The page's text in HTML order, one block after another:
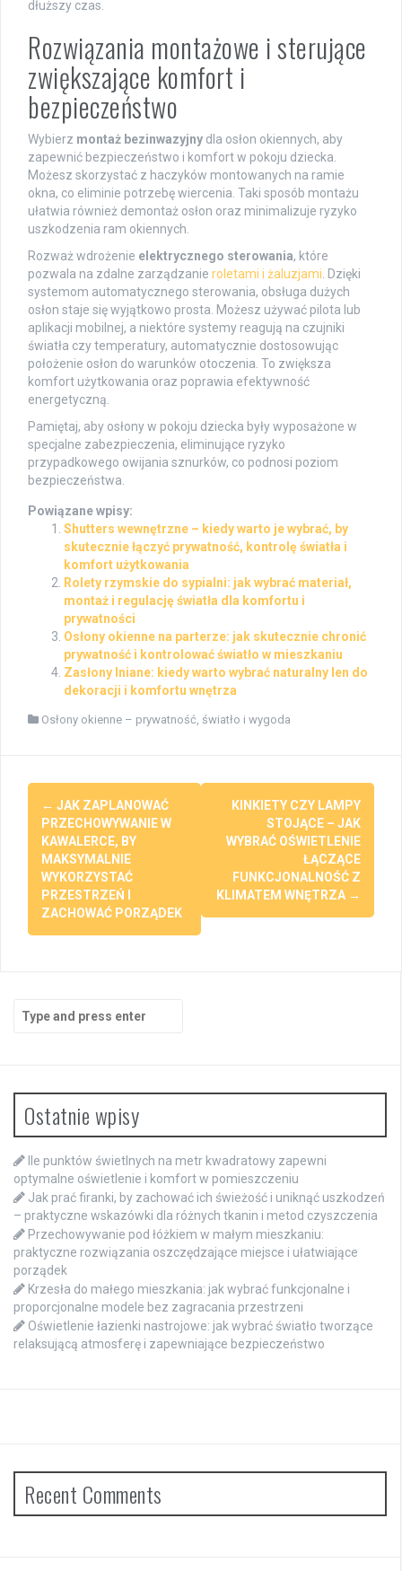
dłuższy czas.
Rozwiązania montażowe i sterujące
zwiększające komfort i
bezpieczeństwo
Wybierz montaż bezinwazyjny dla osłon okiennych, aby
zapewnić bezpieczeństwo i komfort w pokoju dziecka.
Możesz skorzystać z haczyków montowanych na ramie
okna, co eliminie potrzebę wiercenia. Taki sposób montażu
ułatwia również demontaż osłon oraz minimalizuje ryzyko
uszkodzenia ram okiennych.
Rozważ wdrożenie elektrycznego sterowania, które
pozwala na zdalne zarządzanie roletami i żaluzjami . Dzięki
systemom automatycznego sterowania, obsługa dużych
osłon staje się wyjątkowo prosta. Możesz używać pilota lub
aplikacji mobilnej, a niektóre systemy reagują na czujniki
światła czy temperatury, automatycznie dostosowując
położenie osłon do warunków otoczenia. To zwiększa
komfort użytkowania oraz poprawia efektywność
energetyczną.
Pamiętaj, aby osłony w pokoju dziecka były wyposażone w
specjalne zabezpieczenia, eliminujące ryzyko
przypadkowego owijania sznurków, co podnosi poziom
bezpieczeństwa.
Powiązane wpisy:
Shutters wewnętrzne – kiedy warto je wybrać, by
skutecznie łączyć prywatność, kontrolę światła i
komfort użytkowania
Rolety rzymskie do sypialni: jak wybrać materiał,
montaż i regulację światła dla komfortu i
prywatności
Osłony okienne na parterze: jak skutecznie chronić
prywatność i kontrolować światło w mieszkaniu
Zasłony lniane: kiedy warto wybrać naturalny len do
dekoracji i komfortu wnętrza
Osłony okienne – prywatność, światło i wygoda
Post
navigation
← JAK ZAPLANOWAĆ
PRZECHOWYWANIE W
KAWALERCE, BY
MAKSYMALNIE
WYKORZYSTAĆ
PRZESTRZEŃ I
ZACHOWAĆ PORZĄDEK
KINKIETY CZY LAMPY
STOJĄCE – JAK
WYBRAĆ OŚWIETLENIE
ŁĄCZĄCE
FUNKCJONALNOŚĆ Z
KLIMATEM WNĘTRZA →
for:
Ostatnie wpisy
Ile punktów świetlnych na metr kwadratowy zapewni
optymalne oświetlenie i komfort w pomieszczeniu
Jak prać firanki, by zachować ich świeżość i uniknąć uszkodzeń
– praktyczne wskazówki dla różnych tkanin i metod czyszczenia
Przechowywanie pod łóżkiem w małym mieszkaniu:
praktyczne rozwiązania oszczędzające miejsce i ułatwiające
porządek
Krzesła do małego mieszkania: jak wybrać funkcjonalne i
proporcjonalne modele bez zagracania przestrzeni
Oświetlenie łazienki nastrojowe: jak wybrać światło tworzące
relaksującą atmosferę i zapewniające bezpieczeństwo
Recent Comments